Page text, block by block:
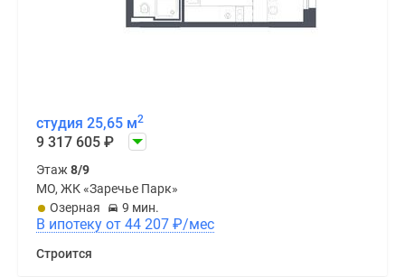
студия 25,65 м2
9 317 605 ₽
Этаж 8/9
МО, ЖК «Заречье Парк»
Озерная
9 мин.
В ипотеку от 44 207 ₽/мес
Строится